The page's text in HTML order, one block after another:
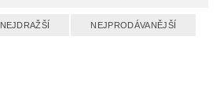
NEJDRAŽŠÍ NEJPRODÁVANĚJŠÍ